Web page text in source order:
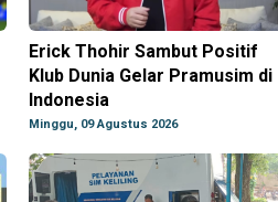
Erick Thohir Sambut Positif
Klub Dunia Gelar Pramusim di
Indonesia
Minggu, 09 Agustus 2026